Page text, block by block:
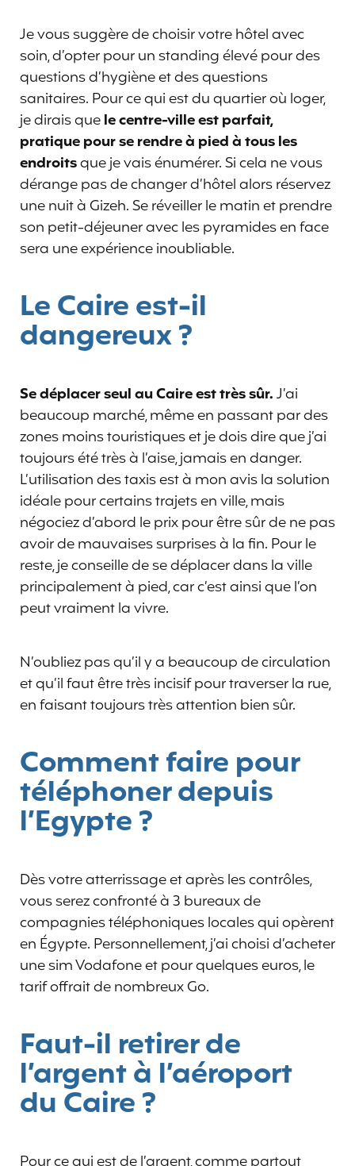
Je vous suggère de choisir votre hôtel avec
soin, d’opter pour un standing élevé pour des
questions d’hygiène et des questions
sanitaires. Pour ce qui est du quartier où loger,
je dirais quele centre-ville est parfait,
pratique pour se rendre à pied à tous les
endroitsque je vais énumérer. Si cela ne vous
dérange pas de changer d’hôtel alors réservez
une nuit à Gizeh. Se réveiller le matin et prendre
son petit-déjeuner avec les pyramides en face
sera une expérience inoubliable.
Le Caire est-il
dangereux ?
Se déplacer seul au Caire est très sûr.J’ai
beaucoup marché, même en passant par des
zones moins touristiques et je dois dire que j’ai
toujours été très à l’aise, jamais en danger.
L’utilisation des taxis est à mon avis la solution
idéale pour certains trajets en ville, mais
négociez d’abord le prix pour être sûr de ne pas
avoir de mauvaises surprises à la fin. Pour le
reste, je conseille de se déplacer dans la ville
principalement à pied, car c’est ainsi que l’on
peut vraiment la vivre.
N’oubliez pas qu’il y a beaucoup de circulation
et qu’il faut être très incisif pour traverser la rue,
en faisant toujours très attention bien sûr.
Comment faire pour
téléphoner depuis
l’Egypte ?
Dès votre atterrissage et après les contrôles,
vous serez confronté à 3 bureaux de
compagnies téléphoniques locales qui opèrent
en Égypte. Personnellement, j’ai choisi d’acheter
une sim Vodafone et pour quelques euros, le
tarif offrait de nombreux Go.
Faut-il retirer de
l’argent à l’aéroport
du Caire ?